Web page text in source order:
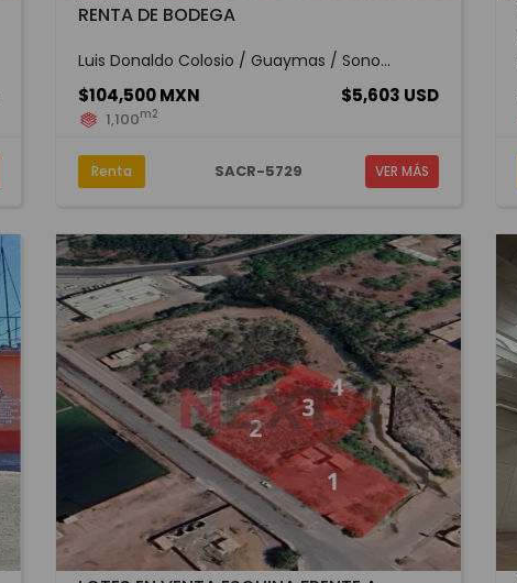
RENTA DE BODEGA
Luis Donaldo Colosio / Guaymas / Sono...
$104,500 MXN $5,603 USD
1,100m2
Renta SACR-5729 VER MÁS